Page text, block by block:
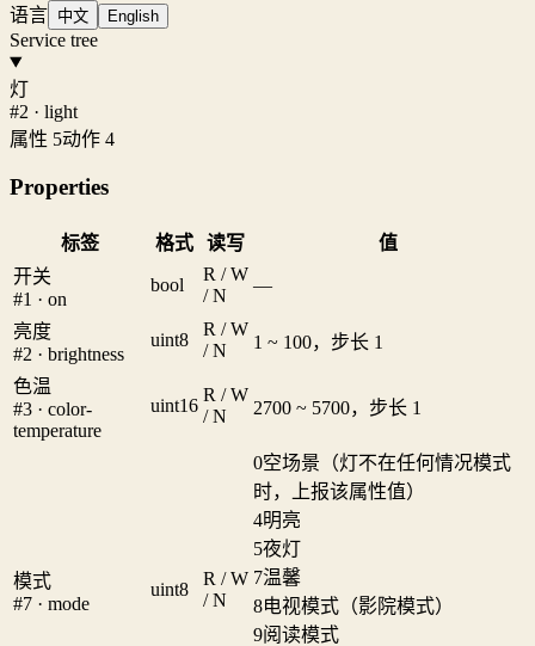
语言 中文 English
Service tree
灯
#2 · light
属性 5动作 4
Properties
标签 格式 读写
值
开关
#1 · on
bool
R / W
/ N
—
亮度
#2 · brightness
uint8
R / W
/ N
1 ~ 100，步长 1
色温
#3 · color-
temperature
uint16
R / W
/ N
2700 ~ 5700，步长 1
模式
#7 · mode
uint8
R / W
/ N
0空场景（灯不在任何情况模式
时，上报该属性值）
4明亮
5夜灯
7温馨
8电视模式（影院模式）
9阅读模式